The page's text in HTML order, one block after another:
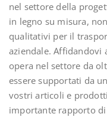
nel settore della
in legno su misura,
qualitativi per il
aziendale. Affidandovi
opera nel settore da
essere supportati da
vostri articoli e
importante rapporto di